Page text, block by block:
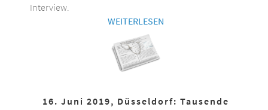
Interview.
WEITERLESEN
16. Juni 2019, Düsseldorf: Tausende